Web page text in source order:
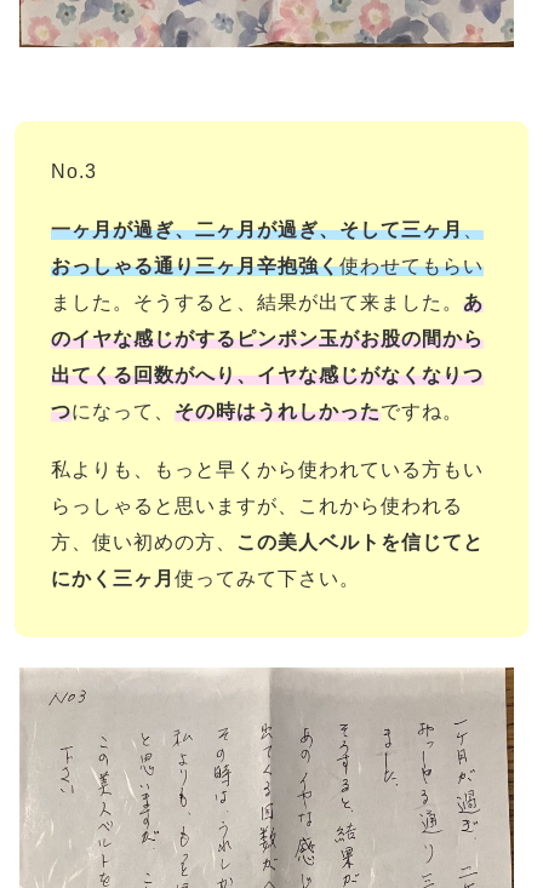
No.3
一ヶ月が過ぎ、二ヶ月が過ぎ、そして三ヶ月、
おっしゃる通り三ヶ月辛抱強く使わせてもらい
ました。そうすると、結果が出て来ました。 あ
のイヤな感じがするピンポン玉がお股の間から
出てくる回数がへり、イヤな感じがなくなりつ
つになって、 その時はうれしかったですね。
私よりも、もっと早くから使われている方もい
らっしゃると思いますが、これから使われる
方、使い初めの方、
この美人ベルトを信じてと
にかく三ヶ月 使ってみて下さい。